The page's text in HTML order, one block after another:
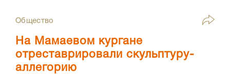
Общество
На Мамаевом кургане
отреставрировали скульптуру-
аллегорию